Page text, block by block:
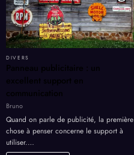
DIVERS
Panneau publicitaire : un
excellent support en
communication
Bruno
Quand on parle de publicité, la première
chose à penser concerne le support à
utiliser.…